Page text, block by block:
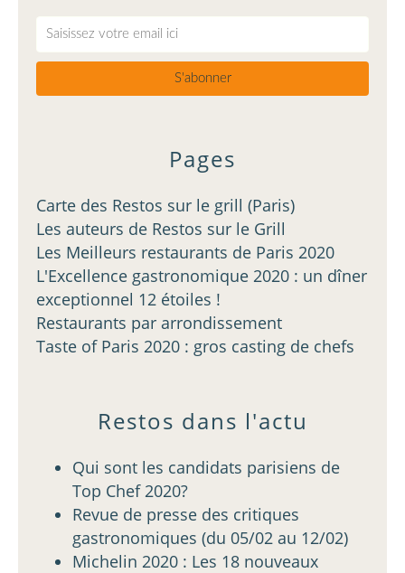
Pages
Carte des Restos sur le grill (Paris)
Les auteurs de Restos sur le Grill
Les Meilleurs restaurants de Paris 2020
L'Excellence gastronomique 2020 : un dîner
exceptionnel 12 étoiles !
Restaurants par arrondissement
Taste of Paris 2020 : gros casting de chefs
Restos dans l'actu
Qui sont les candidats parisiens de
Top Chef 2020?
Revue de presse des critiques
gastronomiques (du 05/02 au 12/02)
Michelin 2020 : Les 18 nouveaux